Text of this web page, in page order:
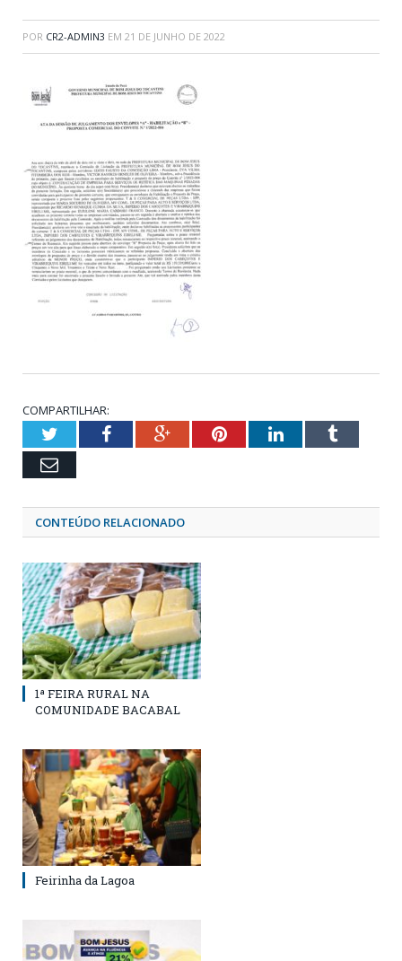
POR CR2-ADMIN3 EM 21 DE JUNHO DE 2022
COMPARTILHAR:
TwitterFacebookGoogle+PinterestLinkedInTumblr
Email
CONTEÚDO RELACIONADO
1ª FEIRA RURAL NA
COMUNIDADE BACABAL
Feirinha da Lagoa